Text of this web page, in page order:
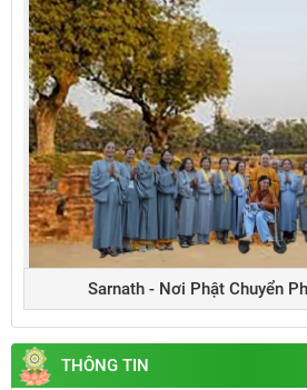
Sarnath - Nơi Phật Chuyển
THÔNG TIN